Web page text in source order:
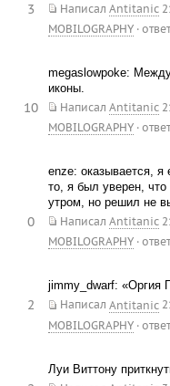
Написал Antitanic
MOBILOGRAPHY ·
3
megaslowpoke:
иконы.
Написал Antitanic
MOBILOGRAPHY ·
10
enze: оказывается,
то, я был уверен,
утром, но решил не
Написал Antitanic
MOBILOGRAPHY ·
0
jimmy_dwarf: «Оргия
Написал Antitanic
MOBILOGRAPHY ·
2
Луи Виттону